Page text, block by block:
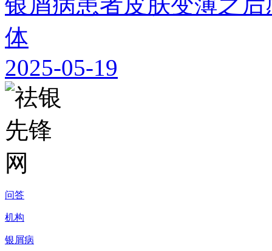
体
2025-05-19
问答
机构
银屑病